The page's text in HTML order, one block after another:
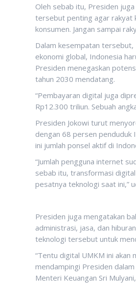
Oleh sebab itu, Presiden
tersebut penting agar rakyat
konsumen. Jangan sampai
Dalam kesempatan tersebut,
ekonomi global, Indonesia
Presiden menegaskan
tahun 2030 mendatang.
“Pembayaran digital juga
Rp12.300 triliun. Sebuah
Presiden Jokowi turut
dengan 68 persen penduduk
ini jumlah ponsel aktif di
“Jumlah pengguna internet
sebab itu, transformasi
pesatnya teknologi saat ini,”
Presiden juga mengatakan
administrasi, jasa, dan
teknologi tersebut untuk
“Tentu digital UMKM ini
mendampingi Presiden
Menteri Keuangan Sri